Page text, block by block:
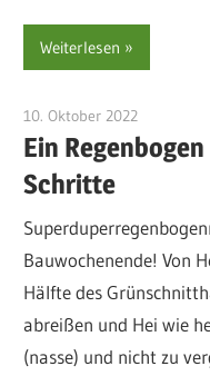
Weiterlesen
10. Oktober 2022
Ein
Schritte
Bauwochenende! Von
Hälfte des
abreißen und Hei wie
(nasse) und nicht zu